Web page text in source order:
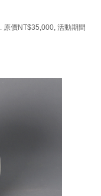
原價NT$35,000, 活動期間